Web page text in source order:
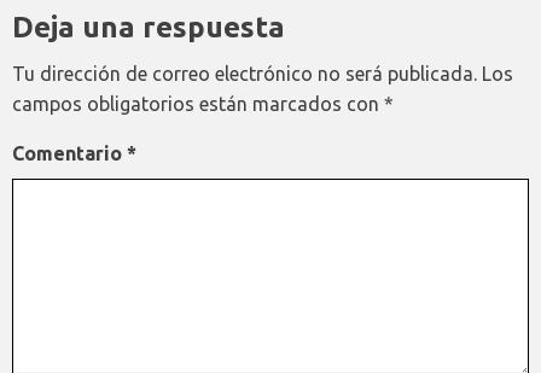
Deja una respuesta
Tu dirección de correo electrónico no será publicada. Los
campos obligatorios están marcados con *
Comentario *